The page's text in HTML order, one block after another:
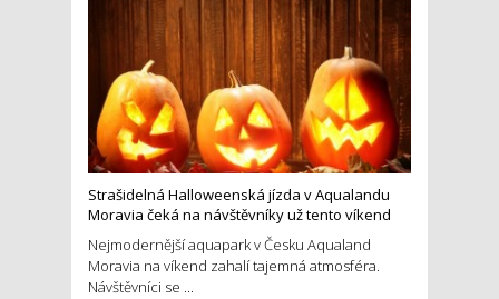
Strašidelná Halloweenská jízda v Aqualandu
Moravia čeká na návštěvníky už tento víkend
Nejmodernější aquapark v Česku Aqualand
Moravia na víkend zahalí tajemná atmosféra.
Návštěvníci se ...